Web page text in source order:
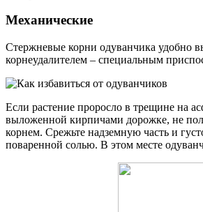
Механические
Стержневые корни одуванчика удобно
корнеудалителем – специальным
Если растение проросло в трещине на
выложенной кирпичами дорожке, не
корнем. Срежьте надземную часть и
поваренной солью. В этом месте